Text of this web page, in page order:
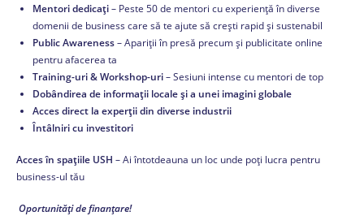
Mentori dedicați– Peste 50 de mentori cu experiență în diverse
domenii de business care să te ajute să crești rapid și sustenabil
Public Awareness– Apariții în presă precum și publicitate online
pentru afacerea ta
Training-uri & Workshop-uri– Sesiuni intense cu mentori de top
Dobândirea de informații locale și a unei imagini globale
Acces direct la experții din diverse industrii
Întâlniri cu investitori
Acces în spațiile USH – Ai întotdeauna un loc unde poți lucra pentru
business-ul tău
Oportunități de finanțare!